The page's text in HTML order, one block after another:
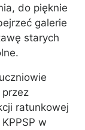
do pięknie
galerie
starych
ratunkowej
w